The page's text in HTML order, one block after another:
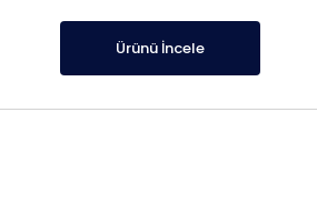
Ürünü İncele